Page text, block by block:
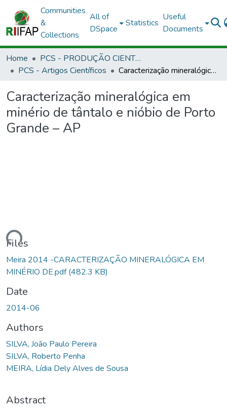
Communities
&
Collections
All of
DSpace
Statistics
Useful
Documents
Home
PCS - PRODUÇÃO CIENTÍFICA DOS SERVIDORES
PCS - Artigos Científicos
Caracterização mineralógica em minério de tântalo e nióbio de Porto Grande – AP
Caracterização mineralógica em
minério de tântalo e nióbio de Porto
Grande – AP
Files
Meira 2014 -CARACTERIZAÇÃO MINERALÓGICA EM
MINÉRIO DE.pdf(482.3 KB)
Date
2014-06
Authors
SILVA, João Paulo Pereira
SILVA, Roberto Penha
MEIRA, Lídia Dely Alves de Sousa
Abstract